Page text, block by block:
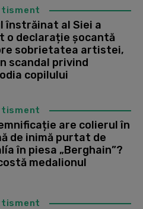
înstrăinat al Siei a
o declarație șocantă
sobrietatea artistei,
scandal privind
copilului
are colierul în
de inimă purtat de
în piesa „Berghain”?
medalionul